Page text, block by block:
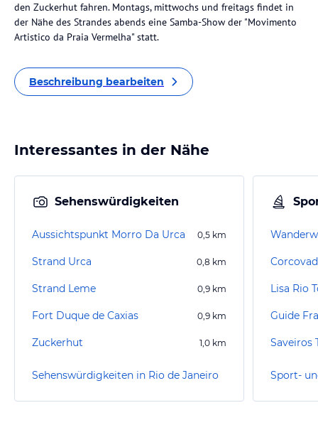
den Zuckerhut fahren. Montags, mittwochs und freitags findet in
der Nähe des Strandes abends eine Samba-Show der "Movimento
Artistico da Praia Vermelha" statt.
Beschreibung bearbeiten
Interessantes in der Nähe
Sehenswürdigkeiten
Aussichtspunkt Morro Da Urca 0,5 km
Strand Urca 0,8 km
Strand Leme 0,9 km
Fort Duque de Caxias 0,9 km
Zuckerhut 1,0 km
Sehenswürdigkeiten in Rio de Janeiro
Lisa Rio
Saveiros